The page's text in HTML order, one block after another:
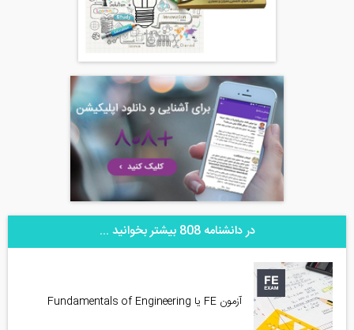
در دانشنامه 808 بیشتر بخوانید ...
آزمون FE یا Fundamentals of Engineering